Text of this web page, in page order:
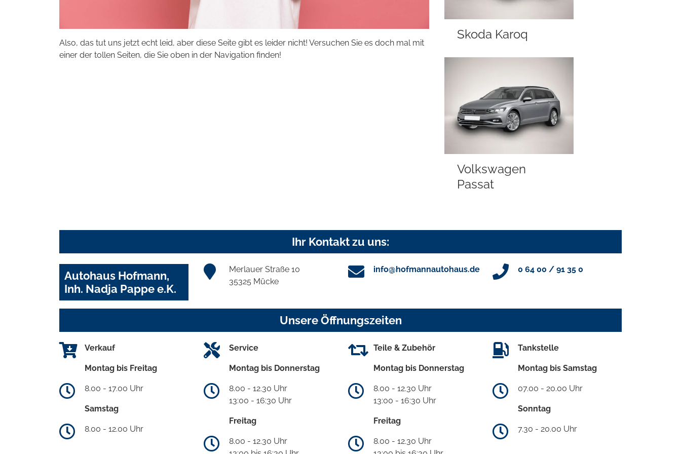
Also, das tut uns jetzt echt leid, aber diese Seite gibt es leider nicht! Versuchen Sie es doch mal mit
einer der tollen Seiten, die Sie oben in der Navigation finden!
Skoda Karoq
Volkswagen
Passat
Ihr Kontakt zu uns:
Autohaus Hofmann,
Inh. Nadja Pappe e.K.
Merlauer Straße 10
35325 Mücke
info@hofmannautohaus.de 0 64 00 / 91 35 0
Unsere Öffnungszeiten
Verkauf
Montag bis Freitag
8.00 - 17.00 Uhr
Samstag
8.00 - 12.00 Uhr
Service
Montag bis Donnerstag
8.00 - 12.30 Uhr
13:00 - 16:30 Uhr
Freitag
8.00 - 12.30 Uhr
Teile & Zubehör
Montag bis Donnerstag
8.00 - 12.30 Uhr
13:00 - 16:30 Uhr
Freitag
8.00 - 12.30 Uhr
Tankstelle
Montag bis Samstag
07.00 - 20.00 Uhr
Sonntag
7.30 - 20.00 Uhr